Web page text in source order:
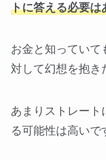
トに答える必要は
お金と知っていて
対して幻想を抱き
あまりストレート
る可能性は高いで